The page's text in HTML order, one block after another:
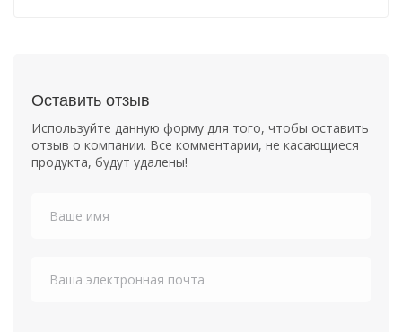
Оставить отзыв
Используйте данную форму для того, чтобы оставить
отзыв о компании. Все комментарии, не касающиеся
продукта, будут удалены!